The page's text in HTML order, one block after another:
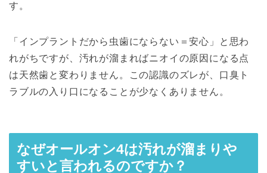
す。
「インプラントだから虫歯にならない＝安心」と思わ
れがちですが、汚れが溜まればニオイの原因になる点
は天然歯と変わりません。この認識のズレが、口臭ト
ラブルの入り口になることが少なくありません。
なぜオールオン4は汚れが溜まりや
すいと言われるのですか？